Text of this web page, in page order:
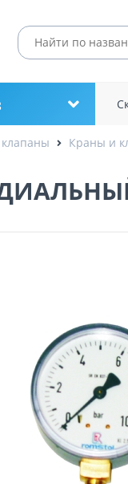
Краны и